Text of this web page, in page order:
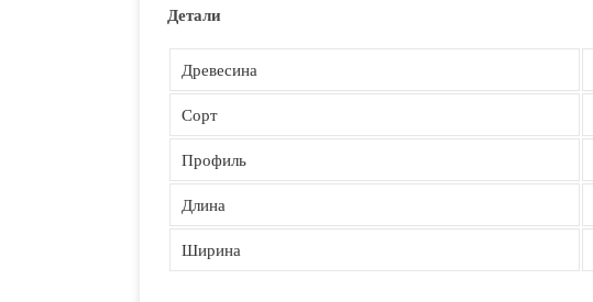
Детали
Древесина
Сорт
Профиль
Длина
Ширина